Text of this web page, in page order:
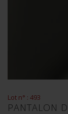
Lot n° : 493
PANTALON